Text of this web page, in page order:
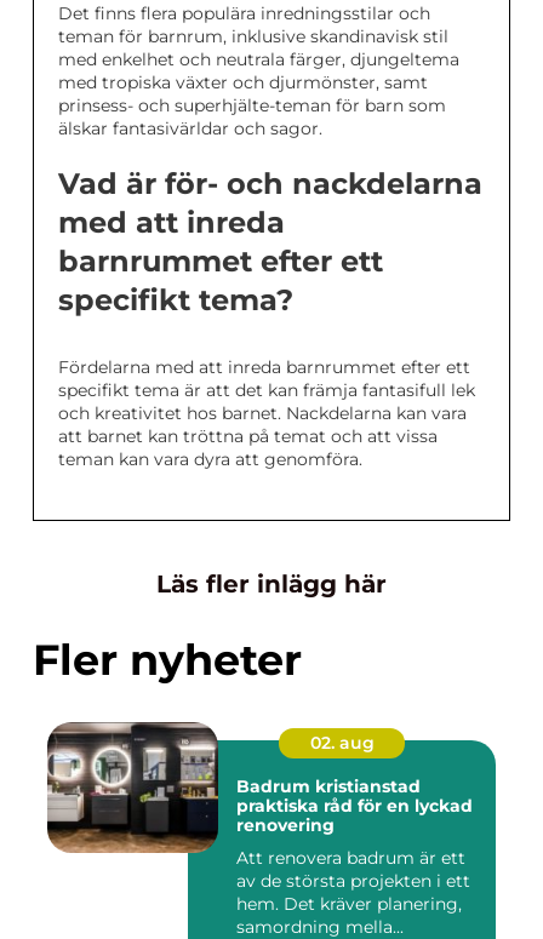
Det finns flera populära inredningsstilar och
teman för barnrum, inklusive skandinavisk stil
med enkelhet och neutrala färger, djungeltema
med tropiska växter och djurmönster, samt
prinsess- och superhjälte-teman för barn som
älskar fantasivärldar och sagor.
Vad är för- och nackdelarna
med att inreda
barnrummet efter ett
specifikt tema?
Fördelarna med att inreda barnrummet efter ett
specifikt tema är att det kan främja fantasifull lek
och kreativitet hos barnet. Nackdelarna kan vara
att barnet kan tröttna på temat och att vissa
teman kan vara dyra att genomföra.
Läs fler inlägg här
Fler nyheter
02. aug
Badrum kristianstad
praktiska råd för en lyckad
renovering
Att renovera badrum är ett
av de största projekten i ett
hem. Det kräver planering,
samordning mella...